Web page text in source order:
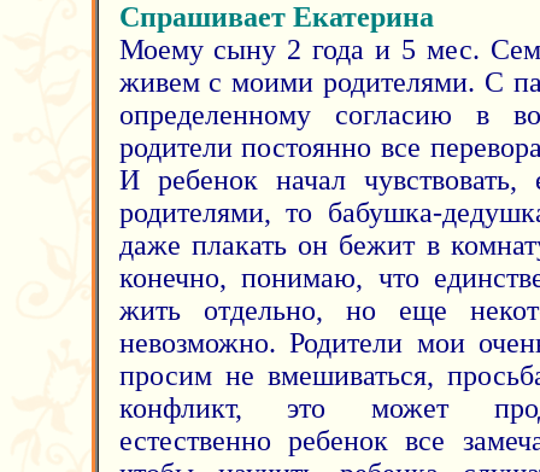
Спрашивает Екатерина
Моему сыну 2 года и 5 мес.
живем с моими родителями. С
определенному согласию в
родители постоянно все
И ребенок начал чувствовать,
родителями, то бабушка-
даже плакать он бежит в
конечно, понимаю, что
жить отдельно, но еще
невозможно. Родители мои
просим не вмешиваться,
конфликт, это может
естественно ребенок все